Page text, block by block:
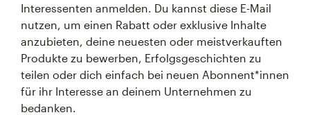
Interessenten anmelden. Du kannst diese E-Mail
nutzen, um einen Rabatt oder exklusive Inhalte
anzubieten, deine neuesten oder meistverkauften
Produkte zu bewerben, Erfolgsgeschichten zu
teilen oder dich einfach bei neuen Abonnent*innen
für ihr Interesse an deinem Unternehmen zu
bedanken.